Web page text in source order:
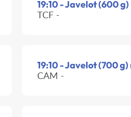
19:10 - Javelot (600 g)
TCF -
19:10 - Javelot (700 g)
CAM -